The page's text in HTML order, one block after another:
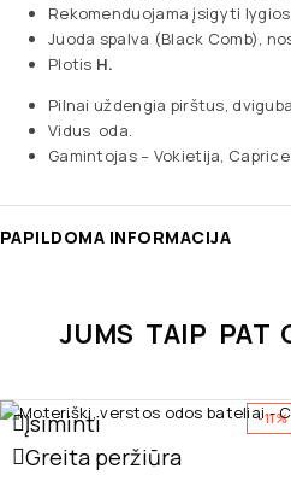
Rekomenduojama įsigyti
Juoda spalva (Black Comb),
Plotis H.
Pilnai uždengia pirštus,
Vidus oda.
Gamintojas – Vokietija, Caprice
PAPILDOMA INFORMACIJA
JUMS TAIP PAT
-11%
Įsiminti
Greita peržiūra